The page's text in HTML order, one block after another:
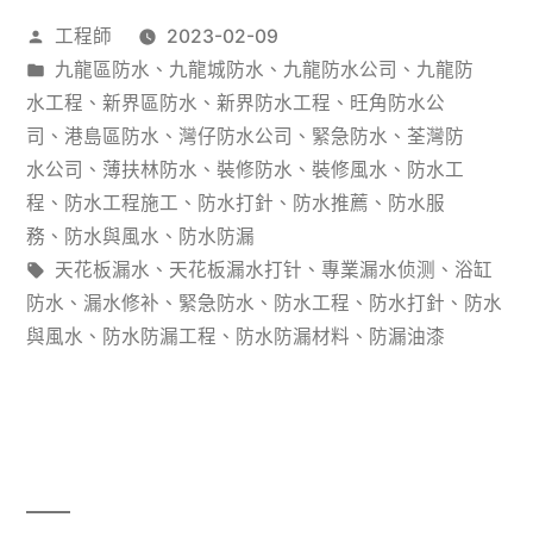
漏
別
墅
裝
修，
施
工
作
者：
工程師
2023-02-09
分
類：
九龍區防水 、 九龍城防水 、 九龍防水公司 、 九龍防
水工程 、 新界區防水 、 新界防水工程 、 旺角防水公
司 、 港島區防水 、 灣仔防水公司 、 緊急防水 、 荃灣防
水公司 、 薄扶林防水 、 裝修防水 、 裝修風水 、 防水工
程 、 防水工程施工 、 防水打針 、 防水推薦 、 防水服
務 、 防水與風水 、 防水防漏
標
籤:
天花板漏水 、 天花板漏水打针 、 專業漏水侦测 、 浴缸
防水 、 漏水修补 、 緊急防水 、 防水工程 、 防水打針 、 防水
與風水 、 防水防漏工程 、 防水防漏材料 、 防漏油漆